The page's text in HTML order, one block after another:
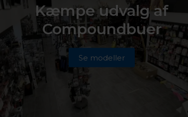
Kæmpe udvalg af
Compoundbuer
Se modeller